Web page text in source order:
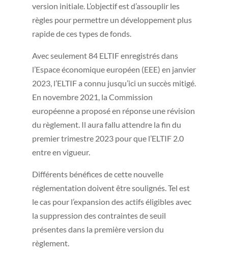
version initiale. L’objectif est d’assouplir les
règles pour permettre un développement plus
rapide de ces types de fonds.
Avec seulement 84 ELTIF enregistrés dans
l’Espace économique européen (EEE) en janvier
2023, l’ELTIF a connu jusqu’ici un succès mitigé.
En novembre 2021, la Commission
européenne a proposé en réponse une révision
du règlement. Il aura fallu attendre la fin du
premier trimestre 2023 pour que l’ELTIF 2.0
entre en vigueur.
Différents bénéfices de cette nouvelle
réglementation doivent être soulignés. Tel est
le cas pour l’expansion des actifs éligibles avec
la suppression des contraintes de seuil
présentes dans la première version du
règlement.